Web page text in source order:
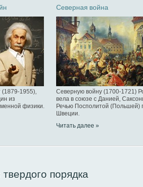
1955),
из
физики.
Северная война
Северную войну (1700-1721)
вела в союзе с Данией,
Речью Посполитой (Польшей)
Швеции.
Читать далее »
порядка